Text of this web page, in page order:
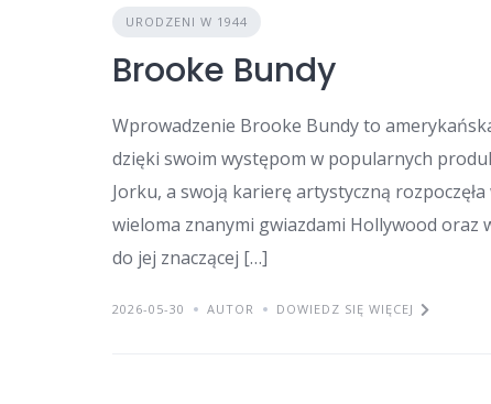
URODZENI W 1944
Brooke Bundy
Wprowadzenie Brooke Bundy to
dzięki swoim występom w popularnych
Jorku, a swoją karierę artystyczną
wieloma znanymi gwiazdami Hollywood oraz
do jej znaczącej […]
2026-05-30 AUTOR DOWIEDZ SIĘ WIĘCEJ